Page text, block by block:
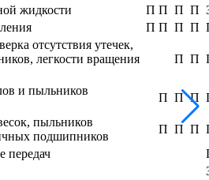
жидкости
П П П П
П П П П
отсутствия утечек,
легкости вращения
П П
и пыльников
П П П
пыльников
подшипников
П П П
передач